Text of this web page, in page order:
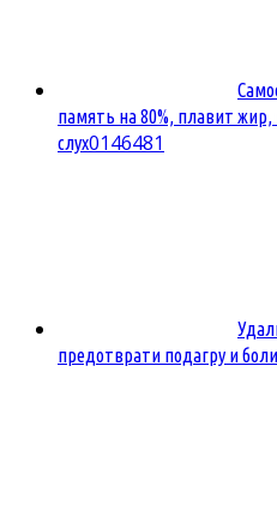
память на 80%, плавит
слух0146481
предотврати подагру и